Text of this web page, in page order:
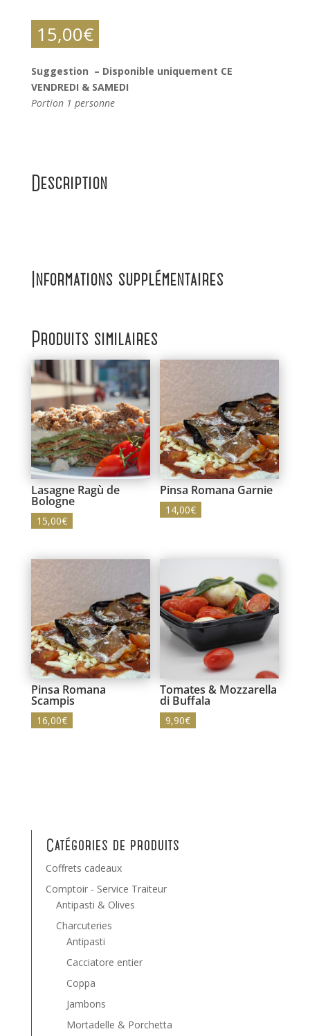
15,00€
Suggestion – Disponible uniquement CE
VENDREDI & SAMEDI
Portion 1 personne
Description
Informations supplémentaires
Produits similaires
Lasagne Ragù de
Bologne
15,00€
Pinsa Romana Garnie
14,00€
Pinsa Romana
Scampis
16,00€
Tomates & Mozzarella
di Buffala
9,90€
Catégories de produits
Coffrets cadeaux
Comptoir - Service Traiteur
Antipasti & Olives
Charcuteries
Antipasti
Cacciatore entier
Coppa
Jambons
Mortadelle & Porchetta